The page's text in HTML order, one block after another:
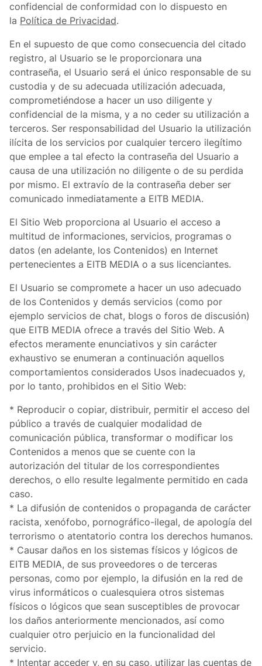
confidencial de conformidad con lo dispuesto en
la Política de Privacidad.
En el supuesto de que como consecuencia del citado
registro, al Usuario se le proporcionara una
contraseña, el Usuario será el único responsable de su
custodia y de su adecuada utilización adecuada,
comprometiéndose a hacer un uso diligente y
confidencial de la misma, y a no ceder su utilización a
terceros. Ser responsabilidad del Usuario la utilización
ilícita de los servicios por cualquier tercero ilegítimo
que emplee a tal efecto la contraseña del Usuario a
causa de una utilización no diligente o de su perdida
por mismo. El extravío de la contraseña deber ser
comunicado inmediatamente a EITB MEDIA.
El Sitio Web proporciona al Usuario el acceso a
multitud de informaciones, servicios, programas o
datos (en adelante, los Contenidos) en Internet
pertenecientes a EITB MEDIA o a sus licenciantes.
El Usuario se compromete a hacer un uso adecuado
de los Contenidos y demás servicios (como por
ejemplo servicios de chat, blogs o foros de discusión)
que EITB MEDIA ofrece a través del Sitio Web. A
efectos meramente enunciativos y sin carácter
exhaustivo se enumeran a continuación aquellos
comportamientos considerados Usos inadecuados y,
por lo tanto, prohibidos en el Sitio Web:
* Reproducir o copiar, distribuir, permitir el acceso del
público a través de cualquier modalidad de
comunicación pública, transformar o modificar los
Contenidos a menos que se cuente con la
autorización del titular de los correspondientes
derechos, o ello resulte legalmente permitido en cada
caso.
* La difusión de contenidos o propaganda de carácter
racista, xenófobo, pornográfico-ilegal, de apología del
terrorismo o atentatorio contra los derechos humanos.
* Causar daños en los sistemas físicos y lógicos de
EITB MEDIA, de sus proveedores o de terceras
personas, como por ejemplo, la difusión en la red de
virus informáticos o cualesquiera otros sistemas
físicos o lógicos que sean susceptibles de provocar
los daños anteriormente mencionados, así como
cualquier otro perjuicio en la funcionalidad del
servicio.
* Intentar acceder y, en su caso, utilizar las cuentas de